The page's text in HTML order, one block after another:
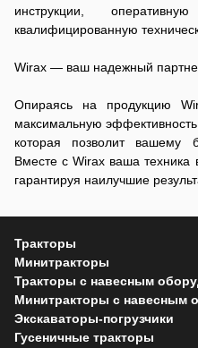
инструкции,
квалифицированную
Wirax — ваш надежный
Опираясь на продукцию
максимальную
которая позволит вашему
Вместе с Wirax ваша техника
гарантируя наилучшие
Тракторы
Минитракторы
Тракторы с навесным
Минитракторы с навесным
Экскаваторы-погрузчики
Гусеничные тракторы